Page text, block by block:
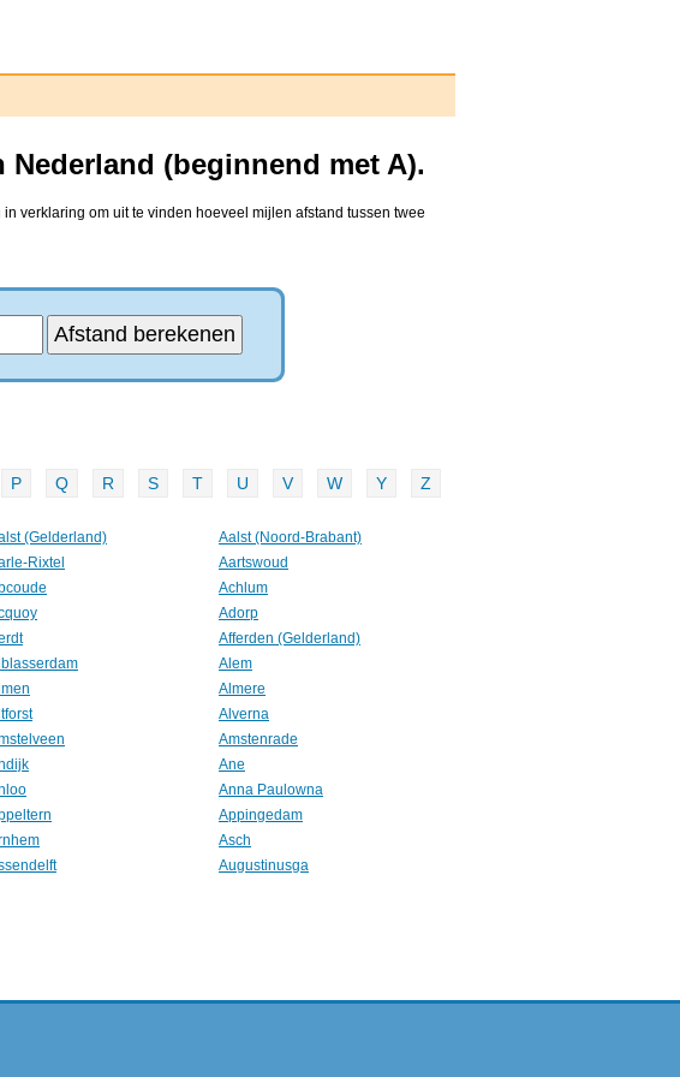
(beginnend met A).
verklaring om uit te vinden hoeveel mijlen afstand tussen twee
P Q R S T U V W Y Z
(Gelderland)
Aalst (Noord-Brabant)
Rixtel
Aartswoud
Achlum
Adorp
Afferden (Gelderland)
Alem
Almere
Alverna
Amstenrade
Ane
Anna Paulowna
Appingedam
Asch
Augustinusga